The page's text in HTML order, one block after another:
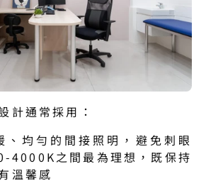
計通常採用：
、均勻的間接照明，避免刺眼
4000K之間最為理想，既保持
溫馨感